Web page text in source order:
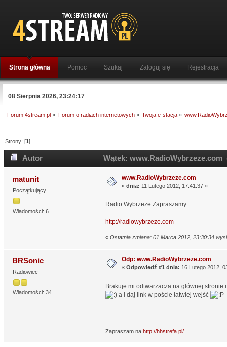
Strona główna Pomoc Szukaj Zaloguj się Rejestracja
08 Sierpnia 2026, 23:24:17
Forum 4stream.pl » Forum o radiach internetowych» Twoja e-stacja»
Strony: [1]
Autor Wątek: www.RadioWybrzeze.com
matunit
Początkujący
Wiadomości: 6
www.RadioWybrzeze.com
« dnia: 11 Lutego 2012, 17:41:37 »
Radio Wybrzeze Zapraszamy
http://radiowybrzeze.com
« Ostatnia zmiana: 01 Marca 2012, 23:30:34
BRSonic
Radiowiec
Wiadomości: 34
Odp: www.RadioWybrzeze.com
« Odpowiedź #1 dnia: 16 Lutego 2012,
Brakuje mi odtwarzacza na głównej
a i daj link w poście łatwiej wejść
Zapraszam na http://hhstrefa.pl/